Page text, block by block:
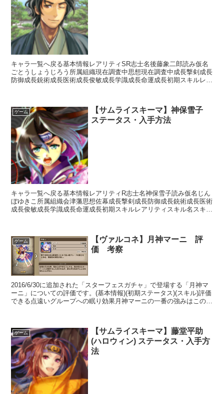
キャラ一覧へ戻る基本情報レアリティSR志士名後藤象二郎読み仮名
ごとうしょうじろう所属組織現在調査中思想現在調査中成長撃剣成長
防御成長銃術成長医術成長俊敏成長学識成長命運成長初期スキルレア
ゲーム
【サムライスキーマ】神保雪子
ステータス・入手方法
キャラ一覧へ戻る基本情報レアリティR志士名神保雪子読み仮名じん
ぼゆきこ所属組織会津藩思想佐幕成長撃剣成長防御成長銃術成長医術
成長俊敏成長学識成長命運成長初期スキルレアリティスキル名スキル
ゲーム
【ヴァルコネ】月神マーニ 評
価 考察
2016/6/30に追加された「スターフェスガチャ」で登場する「月神マ
ーニ」についての評価です。(基本情報)(初期ステータス)(スキル)評価
できる点遠いグループへの眠り効果月神マーニの一番の強みはこの
ゲーム
【サムライスキーマ】藤堂平助
(ハロウィン) ステータス・入手方
法